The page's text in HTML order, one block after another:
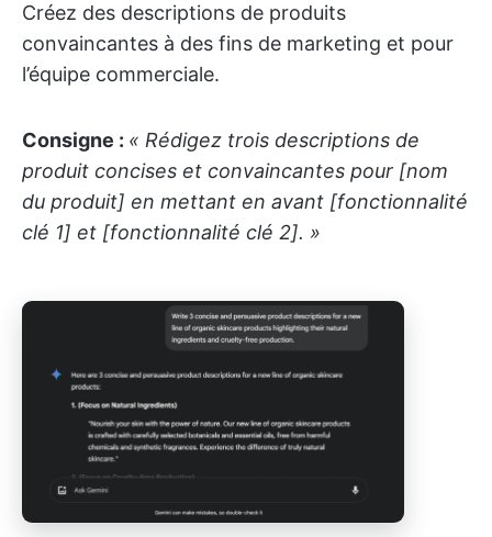
Créez des descriptions de produits
convaincantes à des fins de marketing et pour
l’équipe commerciale.
Consigne : « Rédigez trois descriptions de
produit concises et convaincantes pour [nom
du produit] en mettant en avant [fonctionnalité
clé 1] et [fonctionnalité clé 2]. »